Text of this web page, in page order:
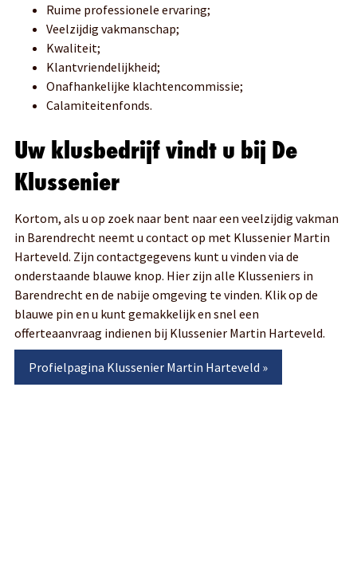
Ruime professionele ervaring;
Veelzijdig vakmanschap;
Kwaliteit;
Klantvriendelijkheid;
Onafhankelijke klachtencommissie;
Calamiteitenfonds.
Uw klusbedrijf vindt u bij De
Klussenier
Kortom, als u op zoek naar bent naar een veelzijdig vakman
in Barendrecht neemt u contact op met Klussenier Martin
Harteveld. Zijn contactgegevens kunt u vinden via de
onderstaande blauwe knop. Hier zijn alle Klusseniers in
Barendrecht en de nabije omgeving te vinden. Klik op de
blauwe pin en u kunt gemakkelijk en snel een
offerteaanvraag indienen bij Klussenier Martin Harteveld.
Profielpagina Klussenier Martin Harteveld »